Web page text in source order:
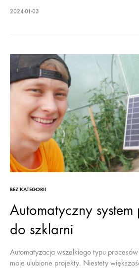
2024-01-03
BEZ KATEGORII
Automatyczny
do szklarni
Automatyzacja wszelkiego typu
moje ulubione projekty. Niestety